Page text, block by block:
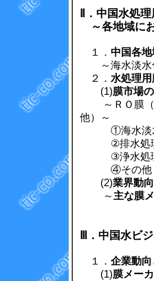
Ⅱ．中国水処
～各地域に
１． 中国各
～海水淡水化
２． 水処理
(1)膜市場
～ＲＯ膜（逆
他）～
①海水淡水
②排水処理・
③浄水処理
④その他
(2)業界動
～ 主な膜
Ⅲ．中国水ビ
１． 企業動
(1)膜メー